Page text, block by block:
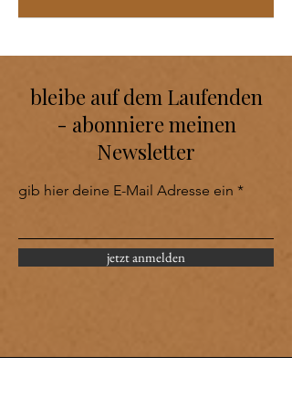
bleibe auf dem Laufenden
- abonniere meinen
Newsletter
gib hier deine E-Mail Adresse ein
jetzt anmelden